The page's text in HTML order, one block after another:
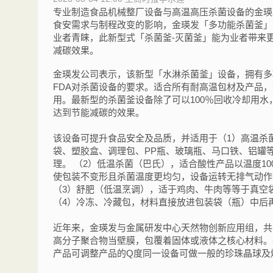
专业制造食品机械整厂设备与高温高压杀菌设备的金
食安需求与制程改变的影响，金瑛发「多功能杀菌釜
业者青睐，此新型式「杀菌釜-灭菌釜」能为业者带来
减碳效果。
金瑛发公司表示，该新型「水淋杀菌釜」设备，拥有
FDA对杀菌设备的要求。适合所有耐高温包材及产品
用。最新型的杀菌釜设备除了可以100％回收冷却用
达到节能减碳的效果。
该设备可提升食品安全及品质，并适用于（1）高温杀
袋、塑胶盒、调理包、PP瓶、玻璃瓶、马口铁、铝罐
理。 （2）低温杀菌（巴氏），适合酸性产品以温度
使包装不变形且杀菌温度更均匀，设备运转无排气动
（3）舒肥（低温烹调），适于鸡肉、牛肉等等于真
（4）冷冻、冷藏包，材料直接放进包装袋（瓶）中
近年来，金瑛发与金属研发中心天然物创新应用组，
高分子聚合物当壁膜，包覆着固体或液体之核心材料
产品可调整产品的Q度同一设备可做一般的珍珠晶球